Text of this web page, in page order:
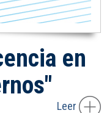
en
Leer